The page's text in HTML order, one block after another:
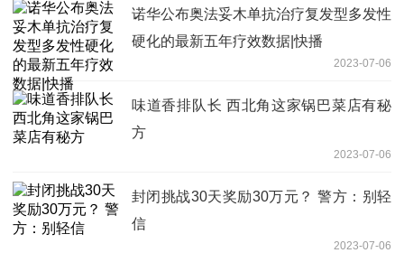
诺华公布奥法妥木单抗治疗复发型多发性
硬化的最新五年疗效数据|快播
2023-07-06
味道香排队长 西北角这家锅巴菜店有秘
方
2023-07-06
封闭挑战30天奖励30万元？ 警方：别轻
信
2023-07-06